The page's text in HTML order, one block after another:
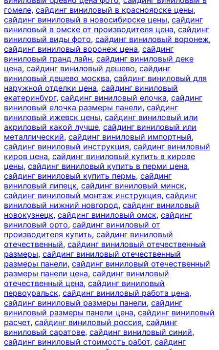
гомеле, сайдинг виниловый в красноярске цены,
сайдинг виниловый в новосибирске цены, сайдинг
виниловый в омске от производителя цена, сайдинг
виниловый виды фото, сайдинг виниловый воронеж,
сайдинг виниловый воронеж цена, сайдинг
виниловый гранд лайн, сайдинг виниловый деке
цена, сайдинг виниловый дешево, сайдинг
виниловый дешево москва, сайдинг виниловый для
наружной отделки цена, сайдинг виниловый
екатеринбург, сайдинг виниловый елочка, сайдинг
виниловый елочка размеры панели, сайдинг
виниловый ижевск цены, сайдинг виниловый или
акриловый какой лучше, сайдинг виниловый или
металлический, сайдинг виниловый импортный,
сайдинг виниловый инструкция, сайдинг виниловый
киров цена, сайдинг виниловый купить в кирове
цены, сайдинг виниловый купить в перми цена,
сайдинг виниловый купить пермь, сайдинг
виниловый липецк, сайдинг виниловый минск,
сайдинг виниловый монтаж инструкция, сайдинг
виниловый нижний новгород, сайдинг виниловый
новокузнецк, сайдинг виниловый омск, сайдинг
виниловый орто, сайдинг виниловый от
производителя купить, сайдинг виниловый
отечественный, сайдинг виниловый отечественный
размеры, сайдинг виниловый отечественный
размеры панели, сайдинг виниловый отечественный
размеры панели цена, сайдинг виниловый
отечественный цена, сайдинг виниловый
первоуральск, сайдинг виниловый работа цена,
сайдинг виниловый размеры панели, сайдинг
виниловый размеры панели цена, сайдинг виниловый
расчет, сайдинг виниловый россия, сайдинг
виниловый саратове, сайдинг виниловый синий,
сайдинг виниловый стоимость работ, сайдинг